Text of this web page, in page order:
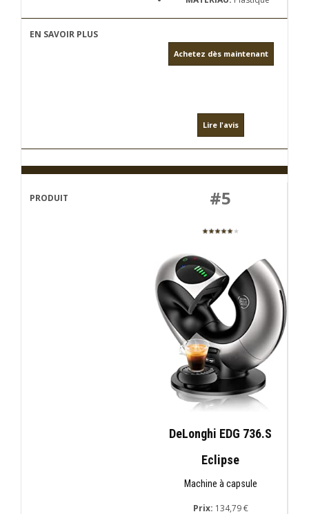
Achetez dès maintenant
Lire l'avis
#5
★★★★★★
DeLonghi EDG 736.S
Eclipse
Machine à capsule
Prix: 134,79 €